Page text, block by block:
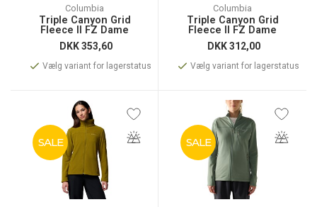
Columbia
Triple Canyon Grid
Fleece II FZ Dame
DKK353,60
Vælg variant for lagerstatus
Columbia
Triple Canyon Grid
Fleece II FZ Dame
DKK312,00
Vælg variant for lagerstatus
SALE SALE